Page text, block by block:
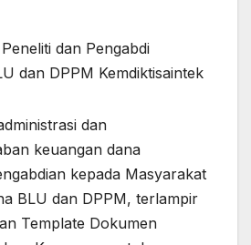
dan Pengabdi
dan DPPM Kemdiktisaintek
dan
keuangan dana
kepada Masyarakat
BLU dan DPPM, terlampir
Template Dokumen